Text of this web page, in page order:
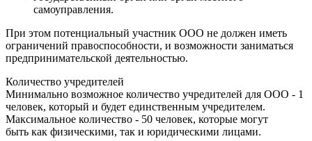
самоуправления.
При этом потенциальный участник ООО не должен иметь
ограничений правоспособности, и возможности заниматься
предпринимательской деятельностью.
Количество учредителей
Минимально возможное количество учредителей для ООО - 1
человек, который и будет единственным учредителем.
Максимальное количество - 50 человек, которые могут
быть как физическими, так и юридическими лицами.